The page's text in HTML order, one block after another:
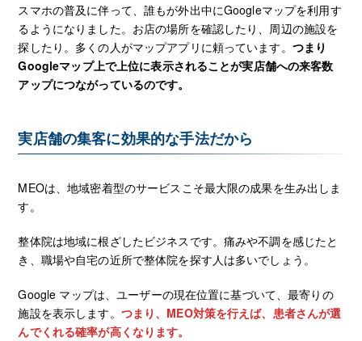
スマホの普及に伴って、誰もが外出中にGoogleマップを利用す
るようになりました。お店の場所を確認したり、周辺の施設を
探したり。多くの人がマップアプリに頼っています。 つまり
Googleマップ上で上位に表示されることが実店舗への来客数
アップにつながっているのです。
実店舗の集客に効果的な手法だから
MEOは、地域密着型のサービスこそ最大限の成果を生み出しま
す。
整体院は地域に根ざしたビジネスです。痛みや不調を感じたと
き、職場や自宅の近所で整体院を探す人は多いでしょう。
Google マップは、ユーザーの現在位置に基づいて、最寄りの
施設を表示します。 つまり、MEO対策を行えば、患者さんが選
んでくれる確率が高くなります。